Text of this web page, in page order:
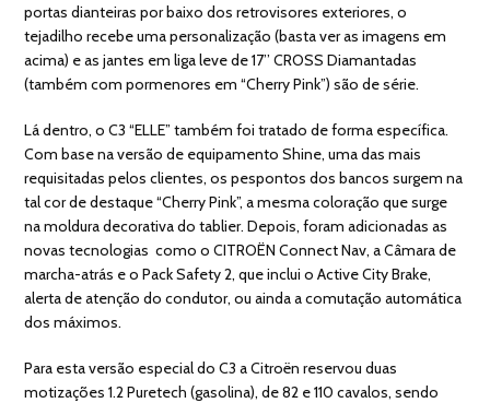
portas dianteiras por baixo dos retrovisores exteriores, o
tejadilho recebe uma personalização (basta ver as imagens em
acima) e as jantes em liga leve de 17’’ CROSS Diamantadas
(também com pormenores em “Cherry Pink”) são de série.
Lá dentro, o C3 “ELLE” também foi tratado de forma específica.
Com base na versão de equipamento Shine, uma das mais
requisitadas pelos clientes, os pespontos dos bancos surgem na
tal cor de destaque “Cherry Pink”, a mesma coloração que surge
na moldura decorativa do tablier. Depois, foram adicionadas as
novas tecnologias como o CITROËN Connect Nav, a Câmara de
marcha-atrás e o Pack Safety 2, que inclui o Active City Brake,
alerta de atenção do condutor, ou ainda a comutação automática
dos máximos.
Para esta versão especial do C3 a Citroën reservou duas
motizações 1.2 Puretech (gasolina), de 82 e 110 cavalos, sendo